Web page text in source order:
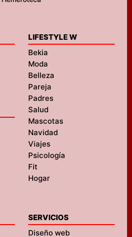
LIFESTYLE W
Bekia
Moda
Belleza
Pareja
Padres
Salud
Mascotas
Navidad
Viajes
Psicología
Fit
Hogar
SERVICIOS
Diseño web